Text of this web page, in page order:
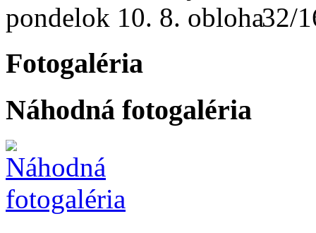
pondelok 10. 8. 32/
Fotogaléria
Náhodná fotogaléria